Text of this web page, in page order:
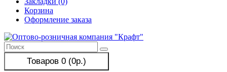
Корзина
Оформление заказа
Товаров 0 (0р.)